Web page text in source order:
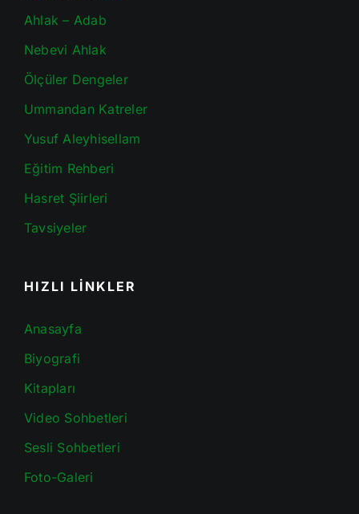
Ahlak – Adab
Nebevi Ahlak
Ölçüler Dengeler
Ummandan Katreler
Yusuf Aleyhisellam
Eğitim Rehberi
Hasret Şiirleri
Tavsiyeler
HIZLI LİNKLER
Anasayfa
Biyografi
Kitapları
Video Sohbetleri
Sesli Sohbetleri
Foto-Galeri